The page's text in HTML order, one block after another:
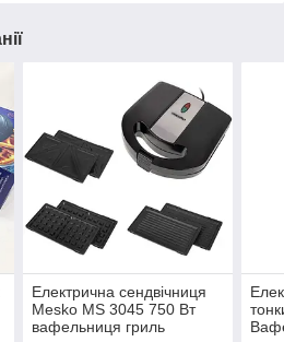
Електрична сендвічниця
Mesko MS 3045 750 Вт
вафельниця гриль